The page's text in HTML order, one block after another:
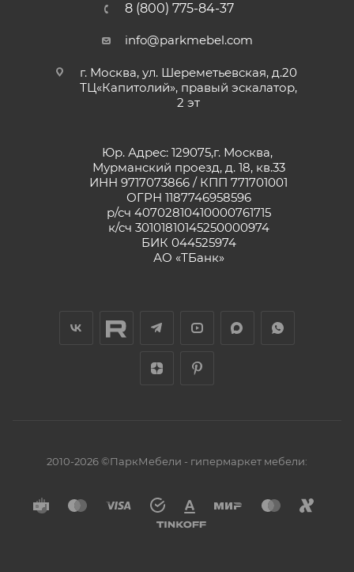
8 (800) 775-84-37
info@parkmebel.com
г. Москва, ул. Шереметьевская, д.20
ТЦ«Капитолий», правый эскалатор,
2 эт
Юр. Адрес: 129075,г. Москва,
Мурманский проезд, д. 18, кв.33
ИНН 9717073866 / КПП 771701001
ОГРН 1187746958596
р/сч 40702810410000761715
к/сч 30101810145250000974
БИК 044525974
АО «ТБанк»
2010-2026 ©ПаркМебели - гипермаркет мебели: